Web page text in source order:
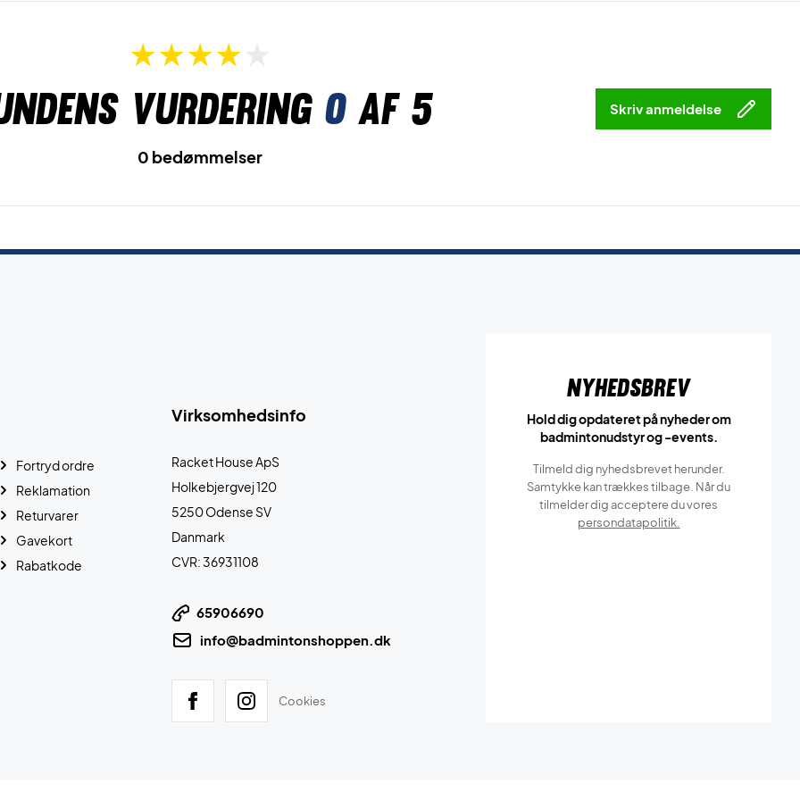
vurdering 0af 5 Skriv anmeldelse
0 bedømmelser
Virksomhedsinfo
Racket House ApS
Holkebjergvej 120
5250 Odense SV
Danmark
CVR: 36931108
65906690
info@badmintonshoppen.dk
Cookies
Fortryd ordre
Reklamation
Returvarer
Gavekort
Rabatkode
Nyhedsbrev
Hold dig opdateret på nyheder om
badmintonudstyr og -events.
Tilmeld dig nyhedsbrevet herunder.
Samtykke kan trækkes tilbage. Når du
tilmelder dig acceptere du vores
persondatapolitik.